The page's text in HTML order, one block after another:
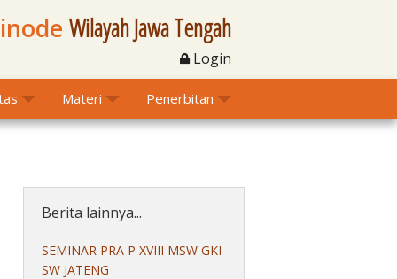
Wilayah Jawa Tengah
Login
Materi Penerbitan
Berita lainnya...
SEMINAR PRA P XVIII MSW GKI
SW JATENG